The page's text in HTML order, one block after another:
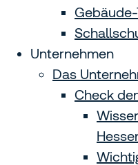
Unternehmen
Das
Check